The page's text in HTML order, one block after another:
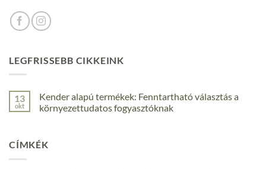
LEGFRISSEBB CIKKEINK
13
okt
Kender alapú termékek: Fenntartható választás a
környezettudatos fogyasztóknak
Kender
alapú
CÍMKÉK